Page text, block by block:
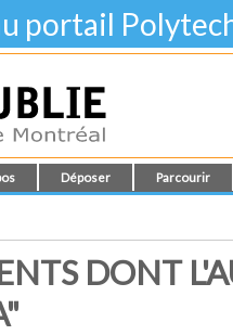
portail
Déposer Parcourir
DONT